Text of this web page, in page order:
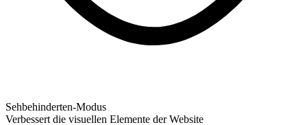
Sehbehinderten-Modus
Verbessert die visuellen Elemente der Website